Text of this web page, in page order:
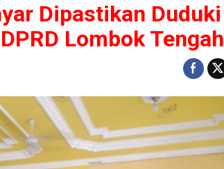
Dipastikan Duduki
Lombok Tengah